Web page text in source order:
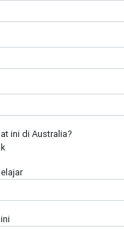
ini di Australia?